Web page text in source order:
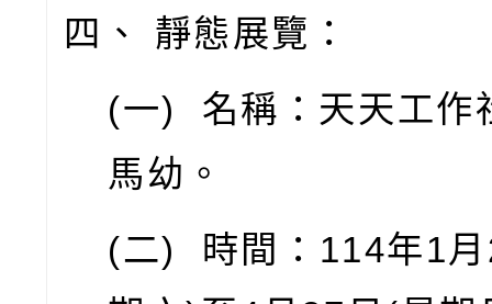
四、
靜態展覽：
(一) 名稱：天天工作
馬幼。
(二) 時間： 114年1月